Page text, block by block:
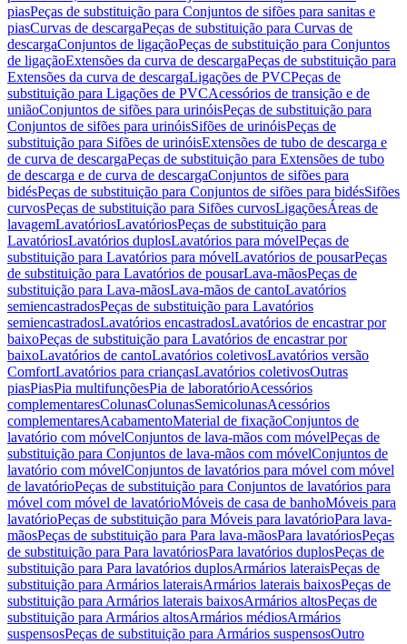
piasPeças de substituição para Conjuntos de sifões para sanitas e
piasCurvas de descargaPeças de substituição para Curvas de
descargaConjuntos de ligaçãoPeças de substituição para Conjuntos
de ligaçãoExtensões da curva de descargaPeças de substituição para
Extensões da curva de descargaLigações de PVCPeças de
substituição para Ligações de PVCAcessórios de transição e de
uniãoConjuntos de sifões para urinóisPeças de substituição para
Conjuntos de sifões para urinóisSifões de urinóisPeças de
substituição para Sifões de urinóisExtensões de tubo de descarga e
de curva de descargaPeças de substituição para Extensões de tubo
de descarga e de curva de descargaConjuntos de sifões para
bidésPeças de substituição para Conjuntos de sifões para bidésSifões
curvosPeças de substituição para Sifões curvosLigaçõesÁreas de
lavagemLavatóriosLavatóriosPeças de substituição para
LavatóriosLavatórios duplosLavatórios para móvelPeças de
substituição para Lavatórios para móvelLavatórios de pousarPeças
de substituição para Lavatórios de pousarLava-mãosPeças de
substituição para Lava-mãosLava-mãos de cantoLavatórios
semiencastradosPeças de substituição para Lavatórios
semiencastradosLavatórios encastradosLavatórios de encastrar por
baixoPeças de substituição para Lavatórios de encastrar por
baixoLavatórios de cantoLavatórios coletivosLavatórios versão
ComfortLavatórios para criançasLavatórios coletivosOutras
piasPiasPia multifunçõesPia de laboratórioAcessórios
complementaresColunasColunasSemicolunasAcessórios
complementaresAcabamentoMaterial de fixaçãoConjuntos de
lavatório com móvelConjuntos de lava-mãos com móvelPeças de
substituição para Conjuntos de lava-mãos com móvelConjuntos de
lavatório com móvelConjuntos de lavatórios para móvel com móvel
de lavatórioPeças de substituição para Conjuntos de lavatórios para
móvel com móvel de lavatórioMóveis de casa de banhoMóveis para
lavatórioPeças de substituição para Móveis para lavatórioPara lava-
mãosPeças de substituição para Para lava-mãosPara lavatóriosPeças
de substituição para Para lavatóriosPara lavatórios duplosPeças de
substituição para Para lavatórios duplosArmários lateraisPeças de
substituição para Armários lateraisArmários laterais baixosPeças de
substituição para Armários laterais baixosArmários altosPeças de
substituição para Armários altosArmários médiosArmários
suspensosPeças de substituição para Armários suspensosOutro